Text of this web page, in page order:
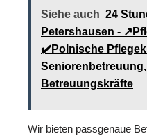
Siehe auch 24
Petershausen -
✔️Polnische
Betreuungskräfte
Wir bieten passgenaue